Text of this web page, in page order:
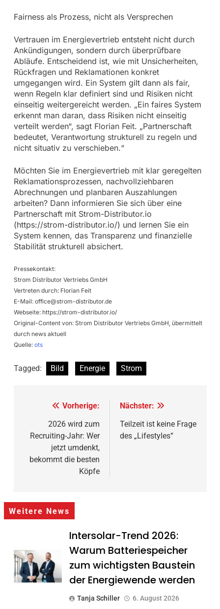
Fairness als Prozess, nicht als Versprechen
Vertrauen im Energievertrieb entsteht nicht durch
Ankündigungen, sondern durch überprüfbare
Abläufe. Entscheidend ist, wie mit Unsicherheiten,
Rückfragen und Reklamationen konkret
umgegangen wird. Ein System gilt dann als fair,
wenn Regeln klar definiert sind und Risiken nicht
einseitig weitergereicht werden. „Ein faires System
erkennt man daran, dass Risiken nicht einseitig
verteilt werden“, sagt Florian Feit. „Partnerschaft
bedeutet, Verantwortung strukturell zu regeln und
nicht situativ zu verschieben.“
Möchten Sie im Energievertrieb mit klar geregelten
Reklamationsprozessen, nachvollziehbaren
Abrechnungen und planbaren Auszahlungen
arbeiten? Dann informieren Sie sich über eine
Partnerschaft mit Strom-Distributor.io
(https://strom-distributor.io/) und lernen Sie ein
System kennen, das Transparenz und finanzielle
Stabilität strukturell absichert.
Pressekontakt:
Strom Distributor Vertriebs GmbH
Vertreten durch: Florian Feit
E-Mail: office@strom-distributor.de
Webseite: https://strom-distributor.io/
Original-Content von: Strom Distributor Vertriebs GmbH, übermittelt
durch news aktuell
Quelle: ots
Tagged: Bild Energie Strom
Beitragsnavigation
Vorherige:
2026 wird zum
Recruiting-Jahr: Wer
jetzt umdenkt,
bekommt die besten
Köpfe
Nächster:
Teilzeit ist keine Frage
des „Lifestyles“
Weitere News
Intersolar-Trend 2026:
Warum Batteriespeicher
zum wichtigsten Baustein
der Energiewende werden
Tanja Schiller 6. August 2026